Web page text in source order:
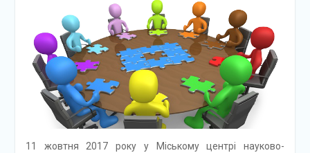
11 жовтня 2017 року у Міському центрі науково-